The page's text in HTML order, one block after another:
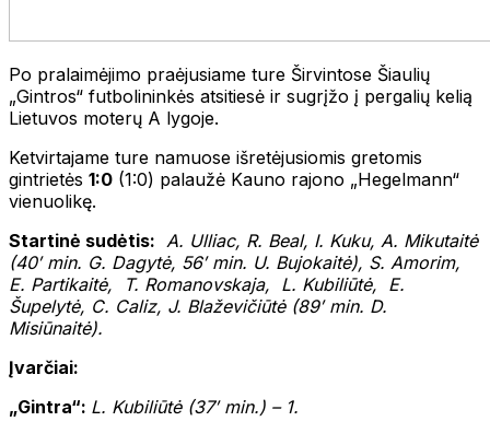
Po pralaimėjimo praėjusiame ture Širvintose Šiaulių
„Gintros“ futbolininkės atsitiesė ir sugrįžo į pergalių kelią
Lietuvos moterų A lygoje.
Ketvirtajame ture namuose išretėjusiomis gretomis
gintrietės 1:0 (1:0) palaužė Kauno rajono „Hegelmann“
vienuolikę.
Startinė sudėtis: A. Ulliac, R. Beal, I. Kuku, A. Mikutaitė
(40′ min. G. Dagytė, 56′ min. U. Bujokaitė), S. Amorim,
E. Partikaitė, T. Romanovskaja, L. Kubiliūtė, E.
Šupelytė, C. Caliz, J. Blaževičiūtė (89′ min. D.
Misiūnaitė).
Įvarčiai:
„Gintra“: L. Kubiliūtė (37′ min.) – 1.